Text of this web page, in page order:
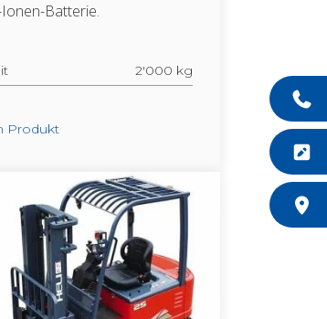
Bat­te­rie.
2'000 kg
Pro­dukt